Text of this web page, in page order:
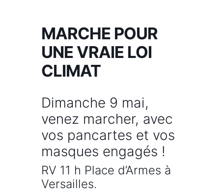
MARCHE POUR
UNE VRAIE LOI
CLIMAT
Dimanche 9 mai,
venez marcher, avec
vos pancartes et vos
masques engagés !
RV 11 h Place d’Armes à
Versailles.